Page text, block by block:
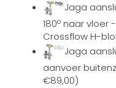
Jaga
180º naar vloer
Crossflow H-
Jaga
aanvoer
€89,00)